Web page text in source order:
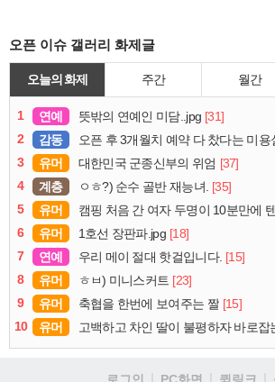
오픈 이슈 갤러리 화제글
오늘의 화제 주간 월간
1 연예 뜻밖의 연예인 미담..jpg [31]
2
감동 오픈 후 3개월치 예약 다 찼다는 미용
3
유머 대한민국 군종신부의 위엄 [37]
4
계층 ㅇㅎ?) 순수 골반 재능녀. [35]
5
유머 캠핑 처음 간 여자 두명이 10분만에
6
유머 1호선 장판파.jpg [18]
7
연예 우리 메이 절대 핫걸입니다. [15]
8
유머 ㅎㅂ) 미니스커트 [23]
9
유머 축협을 한번에 보여주는 짤 [15]
10
유머 고백하고 차인 딸이 불평하자 바로잡
로그인 PC화면 퀵링크